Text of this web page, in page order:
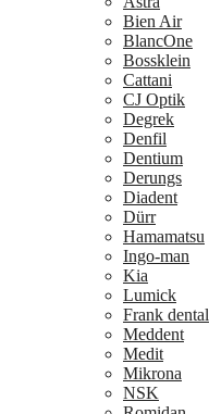
Bien Air
BlancOne
Bossklein
Cattani
CJ Optik
Degrek
Denfil
Dentium
Derungs
Diadent
Dürr
Hamamatsu
Ingo-man
Kia
Lumick
Frank dental
Meddent
Medit
Mikrona
NSK